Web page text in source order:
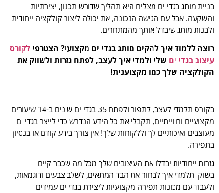
בניית מותג בגדי ים מצליח היא תהליך שדורש תכנון, יצירתיות
והשקעה. אבל עם הגישה הנכונה, את יכולה ליצור קולקציה ייחודית
ולבנות מותג שיבדל אותך מהמתחרים.
רוצה ללמוד איך להקים מותג בגדי ים מקצועי? הצטרפי לקורס
עיצוב בגדי ים שלי ולמדי איך לעצב, לפתח גזרות ולשווק את
הקולקציה שלך כמו מקצוענית!
בקורס תלמדי לעצב, לתפור ולפתח 35 בגדי ים שונים ב-14 שיעורים
מקצועיים וחווייתיים, תקבלי את כל הידע הנדרש כדי לייצר בגדי ים
מעוצבים ואיכותיים לך וללקוחות שלך! אין צורך בידע קודם או בנסיון
בתפירה.
גזרות ייחודיות יבדלו את העיצובים שלך מכל מה שכבר קיים
בשוק. תלמדי איך לבחור את הבד המתאים, לשלב צבעים ודוגמאות,
ולעבוד עם מכונות תפירה מקצועיות ליצירת בגדי ים עמידים